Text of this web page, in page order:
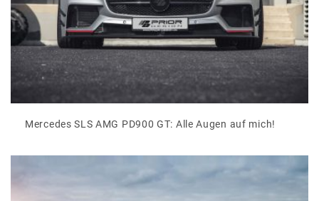
Mercedes SLS AMG PD900 GT: Alle Augen auf mich!